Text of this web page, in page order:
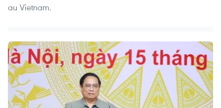
au Vietnam.